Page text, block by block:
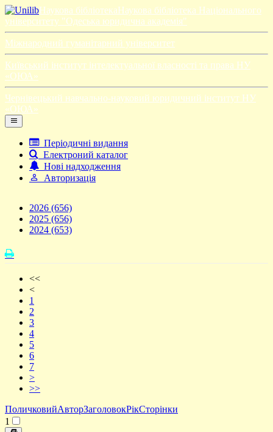
Наукова бібліотекаНаукова бібліотека Національного
університету "Одеська юридична академія"
Міжнародний гуманітарний університет
Київський інститут інтелектуальної власності та права НУ
«ОЮА»
Чернівецький навчально-науковий юридичний інститут НУ
«ОЮА»
Періодичні видання
Електроний каталог
Нові надходження
Авторизація
2026 (656)
2025 (656)
2024 (653)
<<
<
1
2
3
4
5
6
7
>
>>
ПоличковийАвторЗаголовокРікСторінки
1